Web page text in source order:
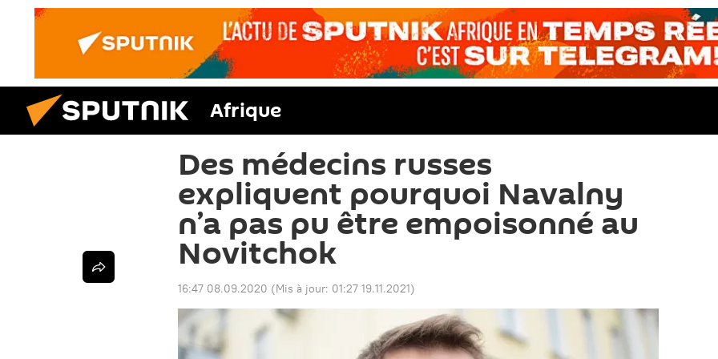
Afrique
Des médecins russes
expliquent pourquoi Navalny
n’a pas pu être empoisonné au
Novitchok
16:47 08.09.2020 (Mis à jour: 01:27 19.11.2021)